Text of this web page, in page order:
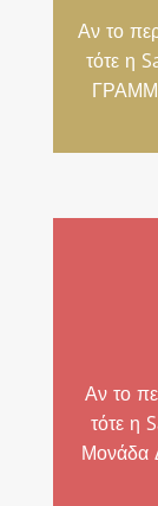
Αν το
τότε η
Αν το
τότε η
Μονάδα